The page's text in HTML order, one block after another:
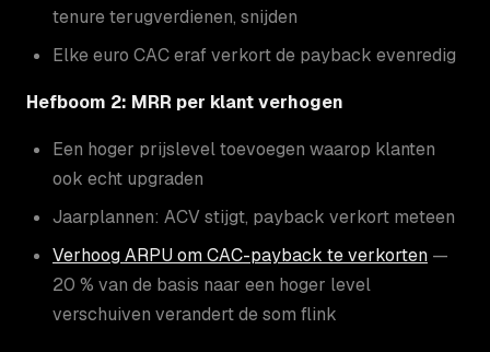
tenure terugverdienen, snijden
Elke euro CAC eraf verkort de payback evenredig
Hefboom 2: MRR per klant verhogen
Een hoger prijslevel toevoegen waarop klanten
ook echt upgraden
Jaarplannen: ACV stijgt, payback verkort meteen
Verhoog ARPU om CAC-payback te verkorten —
20 % van de basis naar een hoger level
verschuiven verandert de som flink